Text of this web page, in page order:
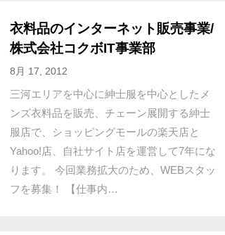
衣料品のインターネット販売事業/
株式会社コクボIT事業部
8月 17, 2012
三河エリアを中心に紳士服を中心としたメ
ンズ衣料品を販売、チェーン展開する紳士
服店で、ショッピングモールの楽天店と
Yahoo!店、自社サイト店を運営して7年にな
ります。 今回業務拡大のため、WEBスタッ
フを募集！ 【仕事内…